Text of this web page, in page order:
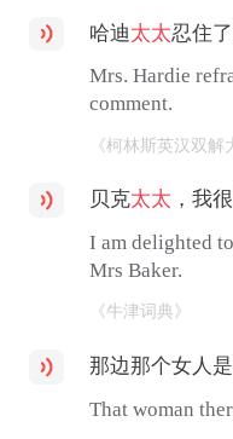
哈迪太太忍住
Mrs. Hardie
comment.
《柯林斯英汉双解
贝克太太 ，我
I am delighted
Mrs Baker.
《牛津词典》
那边那个女人
That woman